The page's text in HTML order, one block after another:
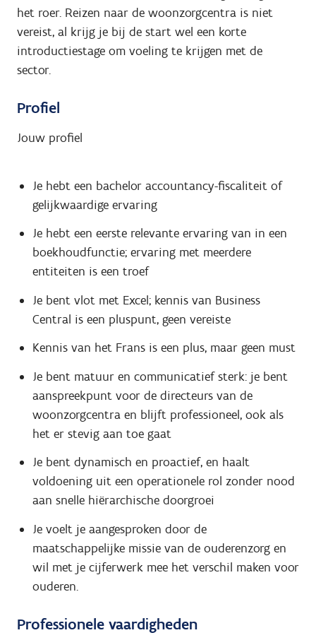
het roer. Reizen naar de woonzorgcentra is niet
vereist, al krijg je bij de start wel een korte
introductiestage om voeling te krijgen met de
sector.
Profiel
Jouw profiel
Je hebt een bachelor accountancy-fiscaliteit of
gelijkwaardige ervaring
Je hebt een eerste relevante ervaring van in een
boekhoudfunctie; ervaring met meerdere
entiteiten is een troef
Je bent vlot met Excel; kennis van Business
Central is een pluspunt, geen vereiste
Kennis van het Frans is een plus, maar geen must
Je bent matuur en communicatief sterk: je bent
aanspreekpunt voor de directeurs van de
woonzorgcentra en blijft professioneel, ook als
het er stevig aan toe gaat
Je bent dynamisch en proactief, en haalt
voldoening uit een operationele rol zonder nood
aan snelle hiërarchische doorgroei
Je voelt je aangesproken door de
maatschappelijke missie van de ouderenzorg en
wil met je cijferwerk mee het verschil maken voor
ouderen.
Professionele vaardigheden